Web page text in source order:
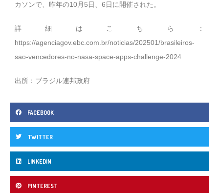
カソンで、昨年の10月5日、6日に開催された。
詳細はこちら：
https://agenciagov.ebc.com.br/noticias/202501/brasileiros-
sao-vencedores-no-nasa-space-apps-challenge-2024
出所：ブラジル連邦政府
FACEBOOK
TWITTER
LINKEDIN
PINTEREST